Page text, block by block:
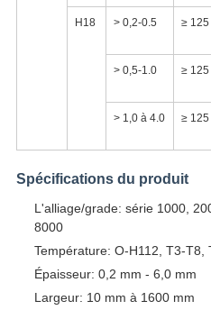
H18 > 0,2-0.5 ≥ 125
> 0,5-1.0 ≥ 125
> 1,0 à 4.0 ≥ 125
Spécifications du produit
L'alliage/grade: série 1000,
8000
Température: O-H112, T3-T8,
Épaisseur: 0,2 mm - 6,0 mm
Largeur: 10 mm à 1600 mm